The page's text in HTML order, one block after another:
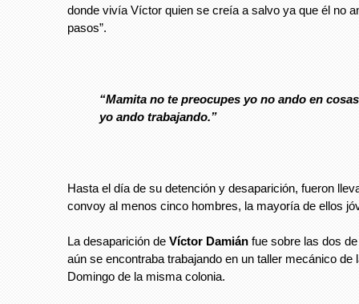
donde vivía Víctor quien se creía a salvo ya que él no
pasos”.
“Mamita no te preocupes yo no ando en
yo ando trabajando.”
Hasta el día de su detención y desaparición, fueron
convoy al menos cinco hombres, la mayoría de ellos
La desaparición de Víctor Damián fue sobre las dos
aún se encontraba trabajando en un taller mecánico de
Domingo de la misma colonia.